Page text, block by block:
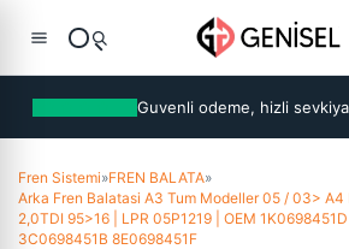
Guvenli odeme, hizli
Fren Sistemi»FREN BALATA»
Arka Fren Balatasi A3 Tum Modeller 05 / 03> A4
2,0TDI 95>16 | LPR 05P1219 | OEM
3C0698451B 8E0698451F